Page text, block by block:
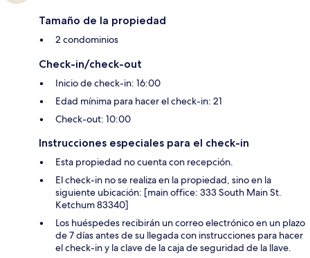
Tamaño de la propiedad
2 condominios
Check-in/check-out
Inicio de check-in: 16:00
Edad mínima para hacer el check-in: 21
Check-out: 10:00
Instrucciones especiales para el check-in
Esta propiedad no cuenta con recepción.
El check-in no se realiza en la propiedad, sino en la
siguiente ubicación: [main office: 333 South Main St.
Ketchum 83340]
Los huéspedes recibirán un correo electrónico en un plazo
de 7 días antes de su llegada con instrucciones para hacer
el check-in y la clave de la caja de seguridad de la llave.